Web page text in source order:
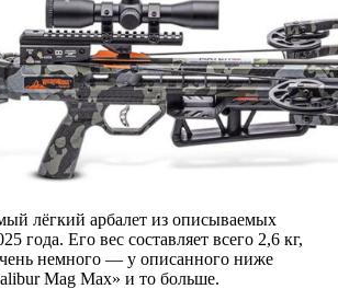
лёгкий арбалет из описываемых
года. Его вес составляет всего 2,6 кг,
немного — у описанного ниже
Mag Max» и то больше.